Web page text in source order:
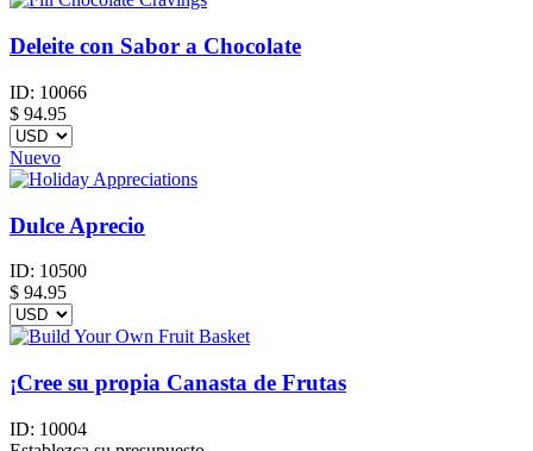
Deleite con Sabor a Chocolate
ID: 10066
$ 94.95
Nuevo
Dulce Aprecio
ID: 10500
$ 94.95
¡Cree su propia Canasta de Frutas
ID: 10004